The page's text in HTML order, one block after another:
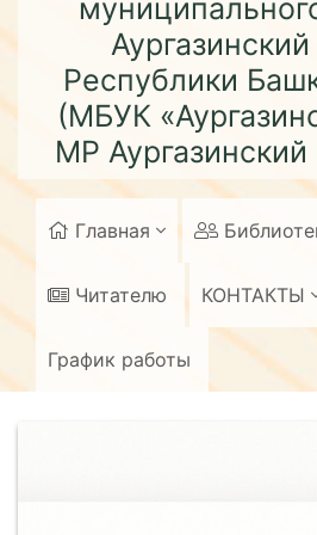
Республики
(МБУК
МР
Главная
Читателю КОНТАКТЫ
График работы